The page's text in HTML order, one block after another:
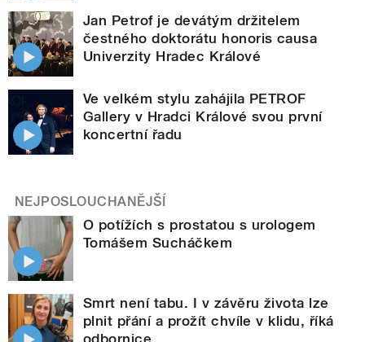
Jan Petrof je devátým držitelem
čestného doktorátu honoris causa
Univerzity Hradec Králové
Ve velkém stylu zahájila PETROF
Gallery v Hradci Králové svou první
koncertní řadu
NEJPOSLOUCHANĚJŠÍ
O potížích s prostatou s urologem
Tomášem Sucháčkem
Smrt není tabu. I v závěru života lze
plnit přání a prožít chvíle v klidu, říká